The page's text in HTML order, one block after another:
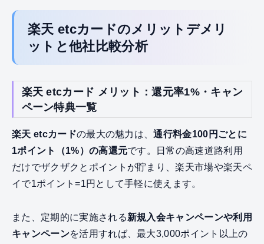
楽天 etcカードのメリットデメリ
ットと他社比較分析
楽天 etcカード メリット：還元率1%・キャン
ペーン特典一覧
楽天 etcカードの最大の魅力は、通行料金100円ごとに
1ポイント（1%）の高還元です。日常の高速道路利用
だけでザクザクとポイントが貯まり、楽天市場や楽天ペ
イで1ポイント=1円として手軽に使えます。
また、定期的に実施される新規入会キャンペーンや利用
キャンペーンを活用すれば、最大3,000ポイント以上の